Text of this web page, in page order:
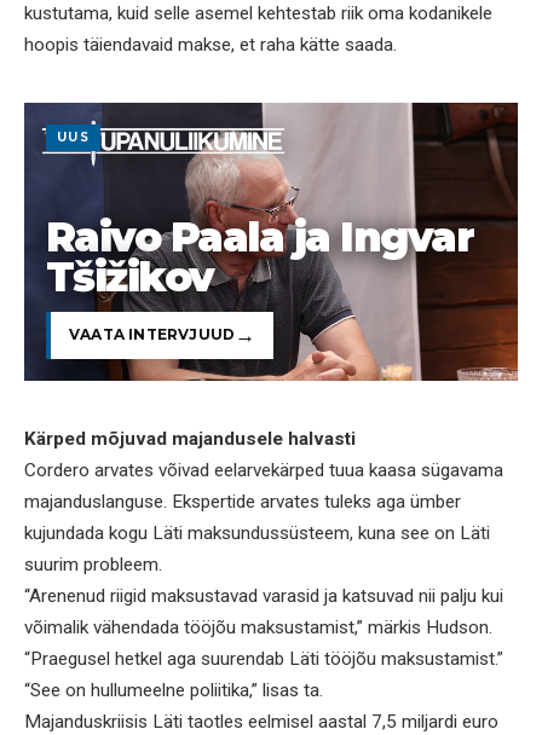
kustutama, kuid selle asemel kehtestab riik oma kodanikele
hoopis täiendavaid makse, et raha kätte saada.
UUS
Raivo Paala ja Ingvar
Tšižikov
VAATA INTERVJUUD
Kärped mõjuvad majandusele halvasti
Cordero arvates võivad eelarvekärped tuua kaasa sügavama
majanduslanguse. Ekspertide arvates tuleks aga ümber
kujundada kogu Läti maksundussüsteem, kuna see on Läti
suurim probleem.
“Arenenud riigid maksustavad varasid ja katsuvad nii palju kui
võimalik vähendada tööjõu maksustamist,” märkis Hudson.
“Praegusel hetkel aga suurendab Läti tööjõu maksustamist.”
“See on hullumeelne poliitika,” lisas ta.
Majanduskriisis Läti taotles eelmisel aastal 7,5 miljardi euro